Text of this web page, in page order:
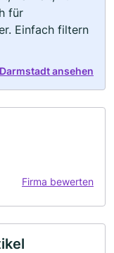
für
Einfach filtern
ansehen
Firma bewerten